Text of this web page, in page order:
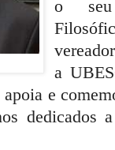
o
a
e
dedicados